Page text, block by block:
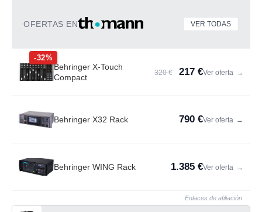
OFERTAS EN VER TODAS
-32%
Behringer X-Touch
Compact
320 € 217 €Ver oferta →
Behringer X32 Rack 790 €Ver oferta →
Behringer WING Rack 1.385 €Ver oferta →
Enlaces de afiliación